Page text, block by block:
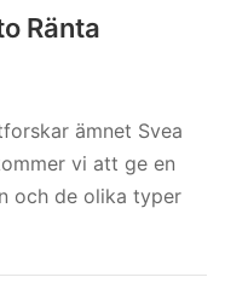
Ränta
ämnet Svea
vi att ge en
och de olika typer